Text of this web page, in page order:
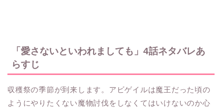
「愛さないといわれましても」4話ネタバレあ
らすじ
収穫祭の季節が到来します。アビゲイルは魔王だった頃の
ようにやりたくない魔物討伐をしなくてはいけないのか心